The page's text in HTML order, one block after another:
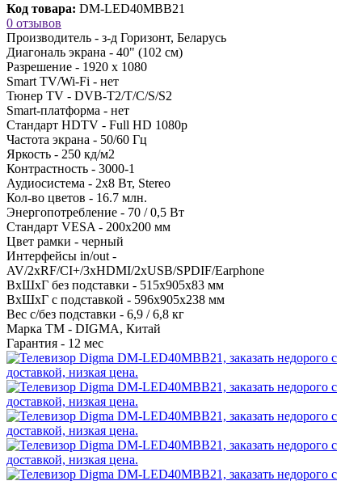
Код товара: DM-LED40MBB21
0 отзывов
Производитель - з-д Горизонт, Беларусь
Диагональ экрана - 40" (102 см)
Разрешение - 1920 х 1080
Smart TV/Wi-Fi - нет
Тюнер TV - DVB-T2/T/C/S/S2
Smart-платформа - нет
Стандарт HDTV - Full HD 1080p
Частота экрана - 50/60 Гц
Яркость - 250 кд/м2
Контрастность - 3000-1
Аудиосистема - 2х8 Вт, Stereo
Кол-во цветов - 16.7 млн.
Энергопотребление - 70 / 0,5 Вт
Стандарт VESA - 200х200 мм
Цвет рамки - черный
Интерфейсы in/out -
AV/2хRF/CI+/3xHDMI/2xUSB/SPDIF/Earphone
ВхШхГ без подставки - 515х905х83 мм
ВхШхГ с подставкой - 596x905x238 мм
Вес с/без подставки - 6,9 / 6,8 кг
Марка ТМ - DIGMA, Китай
Гарантия - 12 мес